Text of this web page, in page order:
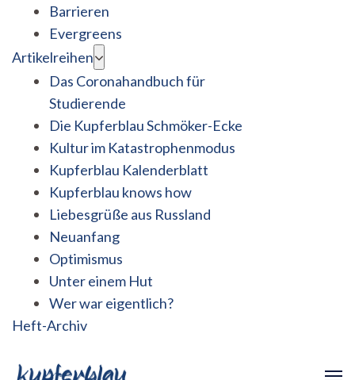
Barrieren
Evergreens
Artikelreihen
Das Coronahandbuch für
Studierende
Die Kupferblau Schmöker-Ecke
Kultur im Katastrophenmodus
Kupferblau Kalenderblatt
Kupferblau knows how
Liebesgrüße aus Russland
Neuanfang
Optimismus
Unter einem Hut
Wer war eigentlich?
Heft-Archiv